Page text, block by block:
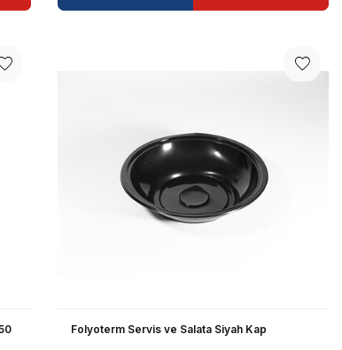
Folyoterm Servis ve Salata Siyah Kap